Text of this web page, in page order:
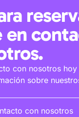
en
con nosotros
sobre
con nosotros